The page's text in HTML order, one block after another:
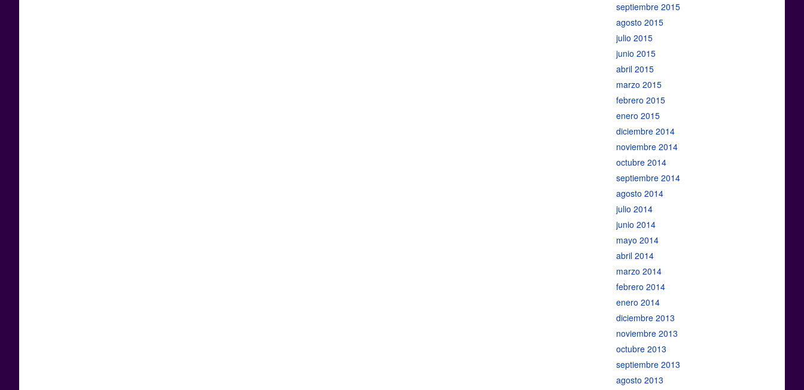
septiembre 2015
agosto 2015
julio 2015
junio 2015
abril 2015
marzo 2015
febrero 2015
enero 2015
diciembre 2014
noviembre 2014
octubre 2014
septiembre 2014
agosto 2014
julio 2014
junio 2014
mayo 2014
abril 2014
marzo 2014
febrero 2014
enero 2014
diciembre 2013
noviembre 2013
octubre 2013
septiembre 2013
agosto 2013